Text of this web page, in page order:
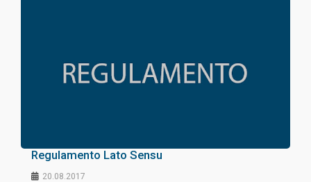
Regulamento Lato Sensu
20.08.2017